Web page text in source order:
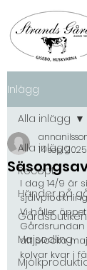
Inlägg
Alla inlägg
Recept
Händer på
Gårdsbutiken
Majsodling
Alla inlägg
14 sep. 2025
I dag 14/9 är
Vi håller
att plocka
kolvar kvar i